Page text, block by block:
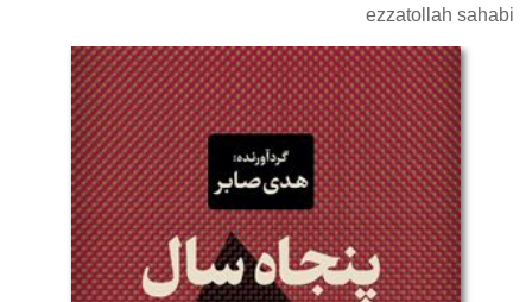
ezzatollah sahabi